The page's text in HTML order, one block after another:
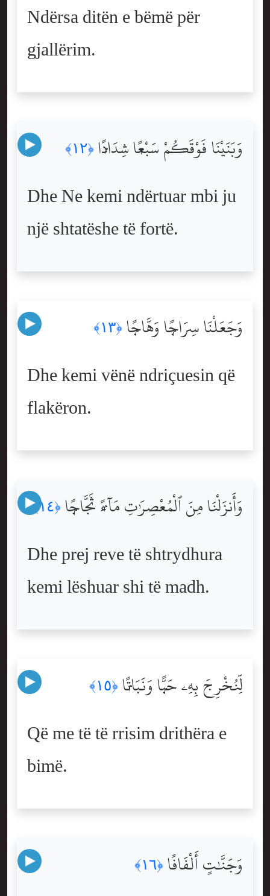
Ndërsa ditën e bëmë për
gjallërim.
وَبَنَيْنَا فَوْقَكُمْ سَبْعًۭا شِدَادًۭا ﴿١٢﴾
Dhe Ne kemi ndërtuar mbi ju
një shtatëshe të fortë.
وَجَعَلْنَا سِرَاجًۭا وَهَّاجًۭا ﴿١٣﴾
Dhe kemi vënë ndriçuesin që
flakëron.
وَأَنزَلْنَا مِنَ ٱلْمُعْصِرَٰتِ مَآءًۭ ثَجَّاجًۭا ﴿١٤﴾
Dhe prej reve të shtrydhura
kemi lëshuar shi të madh.
لِّنُخْرِجَ بِهِۦ حَبًّۭا وَنَبَاتًۭا ﴿١٥﴾
Që me të të rrisim drithëra e
bimë.
وَجَنَّٰتٍ أَلْفَافًا ﴿١٦﴾